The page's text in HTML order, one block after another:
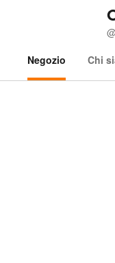
Negozio
Chi